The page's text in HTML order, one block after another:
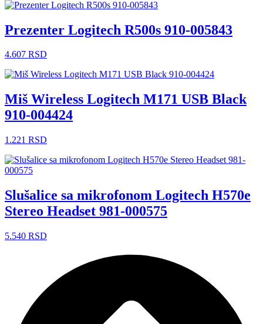
Prezenter Logitech R500s 910-005843
4.607 RSD
Miš Wireless Logitech M171 USB Black
910-004424
1.221 RSD
Slušalice sa mikrofonom Logitech H570e
Stereo Headset 981-000575
5.540 RSD